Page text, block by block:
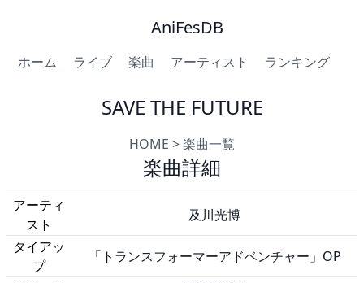
AniFesDB
ホーム ライブ 楽曲 アーティスト ランキング
SAVE THE FUTURE
HOME >楽曲一覧
楽曲詳細
アーティ
スト
及川光博
タイアッ
プ
「トランスフォーマーアドベンチャー」OP